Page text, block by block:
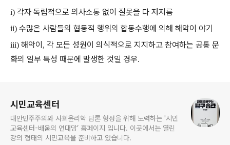
i) 각자 독립적으로 의사소통 없이 잘못을 다 저지름
ii) 수많은 사람들의 협동적 행위의 합동수행에 의해 해악이 야기
iii) 해악이 , 각 모든 성원이 의식적으로 지지하고 참여하는 공통 문
화의 일부 특성 때문에 발생한 것일 경우.
시민교육센터
대안민주주의와 사회윤리학 담론 형성을 위해 노력하는 '시민
교육센터-배움의 연대망’ 홈페이지 입니다. 이곳에서는 열린
강의 형태의 시민교육을 준비하고 있습니다.